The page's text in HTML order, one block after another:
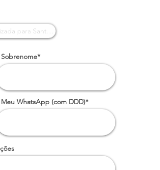
Sobrenome*
Meu WhatsApp (com DDD)*